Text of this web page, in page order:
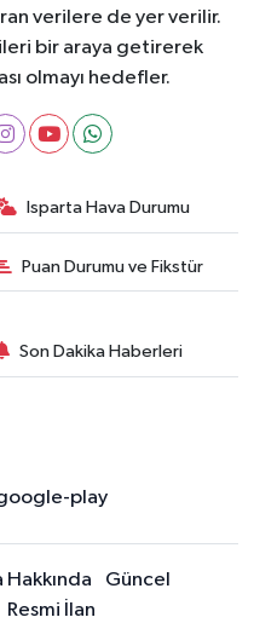
verilere de yer verilir.
bir araya getirerek
olmayı hedefler.
Isparta Hava Durumu
Puan Durumu ve Fikstür
Son Dakika Haberleri
Hakkında
Güncel
Resmi İlan